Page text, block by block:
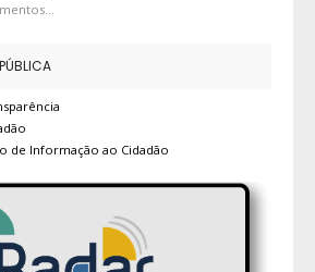
de Informação ao Cidadão